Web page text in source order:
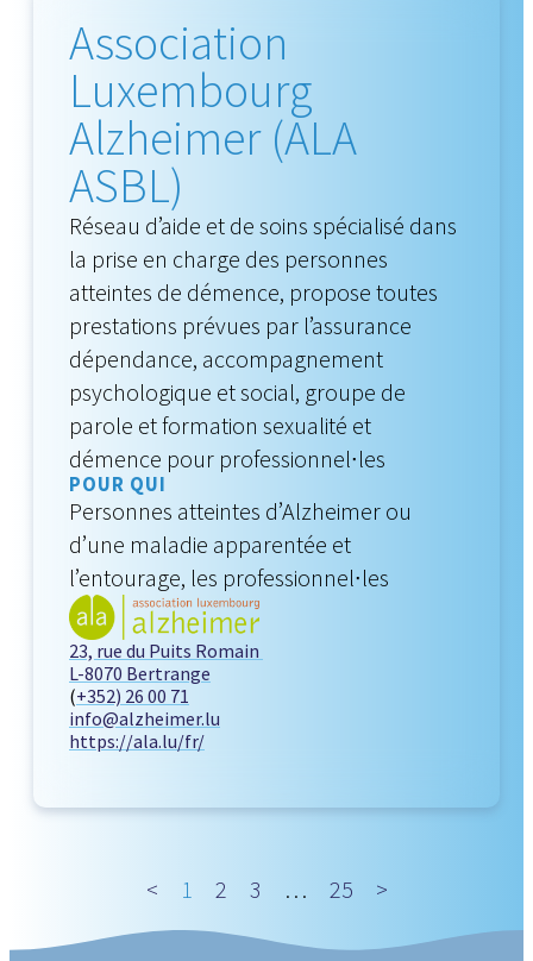
Association
Luxembourg
Alzheimer (ALA
ASBL)
Réseau d’aide et de soins spécialisé dans
la prise en charge des personnes
atteintes de démence, propose toutes
prestations prévues par l’assurance
dépendance, accompagnement
psychologique et social, groupe de
parole et formation sexualité et
démence pour professionnel∙les
POUR QUI
Personnes atteintes d’Alzheimer ou
d’une maladie apparentée et
l’entourage, les professionnel∙les
23, rue du Puits Romain
L-8070 Bertrange
(+352) 26 00 71
info@alzheimer.lu
https://ala.lu/fr/
< 1 2 3 … 25 >